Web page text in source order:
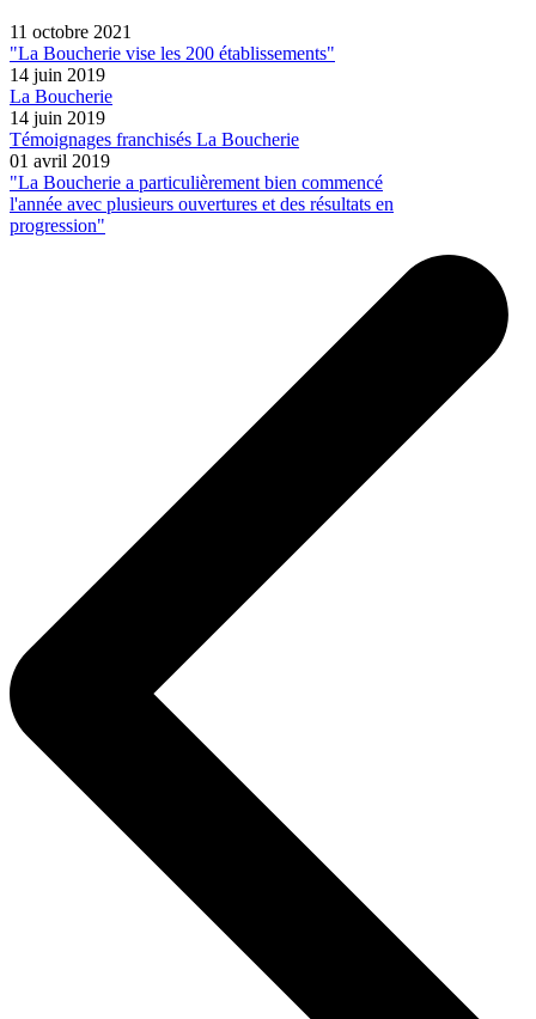
11 octobre 2021
"La Boucherie vise les 200 établissements"
14 juin 2019
La Boucherie
14 juin 2019
Témoignages franchisés La Boucherie
01 avril 2019
"La Boucherie a particulièrement bien commencé
l'année avec plusieurs ouvertures et des résultats en
progression"